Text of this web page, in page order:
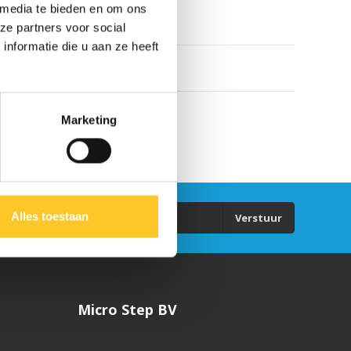
te bieden en om ons
partners voor social
die u aan ze heeft
Marketing
Alles toestaan Verstuur
Micro Step BV